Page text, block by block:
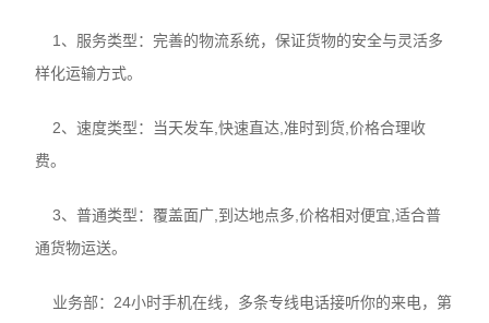
1、服务类型：完善的物流系统，保证货物的安全与灵活多
样化运输方式。
2、速度类型：当天发车,快速直达,准时到货,价格合理收
费。
3、普通类型：覆盖面广,到达地点多,价格相对便宜,适合普
通货物运送。
业务部：24小时手机在线，多条专线电话接听你的来电，第